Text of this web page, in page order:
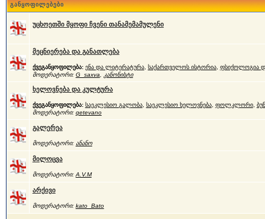
განყოფილებები
უცხოეთში მყოფი ჩვენი თანამემამულენი
მეცნიერება და განათლება
ქვეგანყოფილება: ენა და ლიტერატურა, საქართველოს ისტორია, ფსიქოლოგია
მოდერატორი: G_saxva კანონისტი
ხელოვნება და კულტურა
ქვეგანყოფილება: საეკლესიო გალობა, საეკლესიო ხელოვნება, ფოლკლორი,
მოდერატორი: qetevano
გალერეა
მოდერატორი: ანანო
მილოცვა
მოდერატორი: A.V.M
არქივი
მოდერატორი: kato_Bato